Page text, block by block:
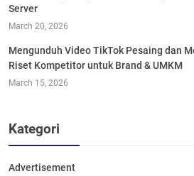
Server
March 20, 2026
Mengunduh Video TikTok Pesaing dan
Riset Kompetitor untuk Brand & UMKM
March 15, 2026
Kategori
Advertisement